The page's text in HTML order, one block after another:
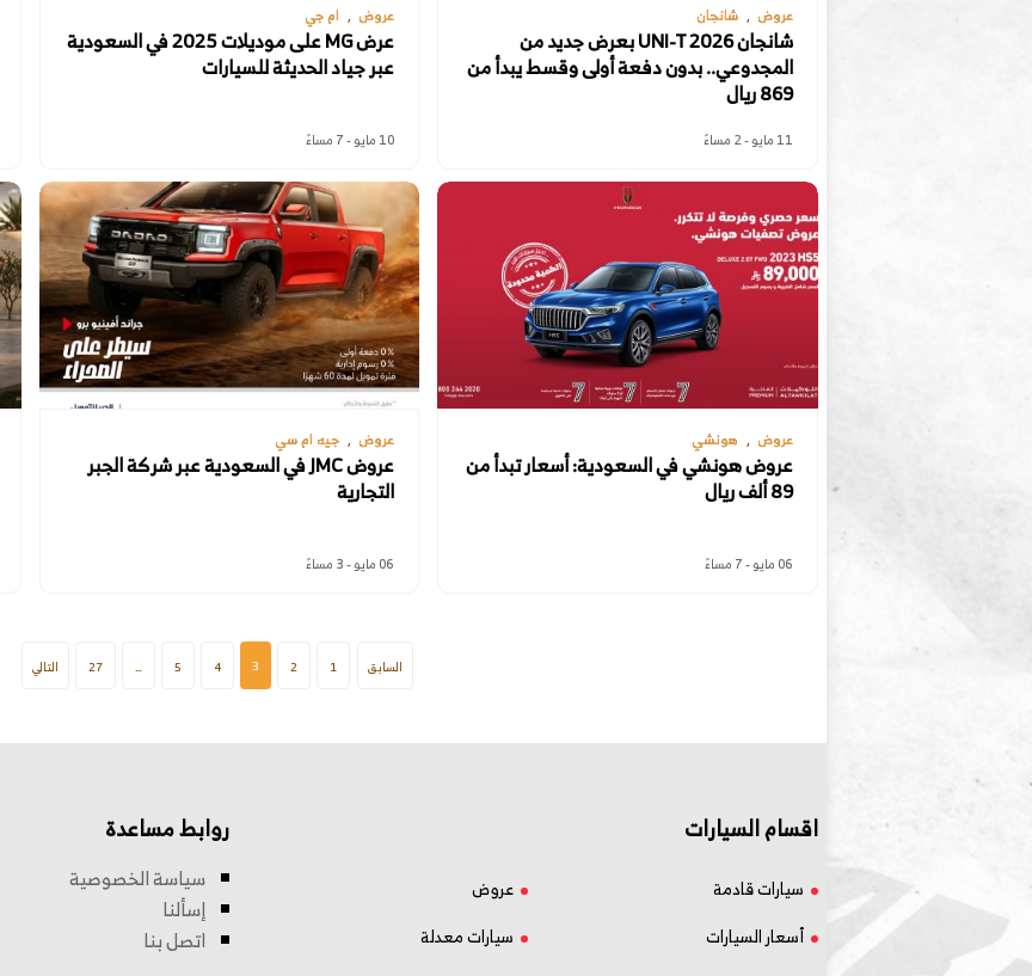
عروض شانجان
شانجان UNI-T 2026 بعرض جديد من
المجدوعي.. بدون دفعة أولى وقسط يبدأ من
869 ريال
11 مايو - 2 مساءً
عروض ام جي
عرض MG على موديلات 2025 في السعودية
عبر جياد الحديثة للسيارات
10 مايو - 7 مساءً
عروض هونشي
عروض هونشي في السعودية: أسعار تبدأ من
89 ألف ريال
06 مايو - 7 مساءً
عروض جيه ام سي
عروض JMC في السعودية عبر شركة الجبر
التجارية
06 مايو - 3 مساءً
السابق 1
2
3
4
5
…
27 التالي
اقسام السيارات
سيارات قادمة
عروض
أسعار السيارات
سيارات معدلة
روابط مساعدة
سياسة الخصوصية
إسألنا
اتصل بنا